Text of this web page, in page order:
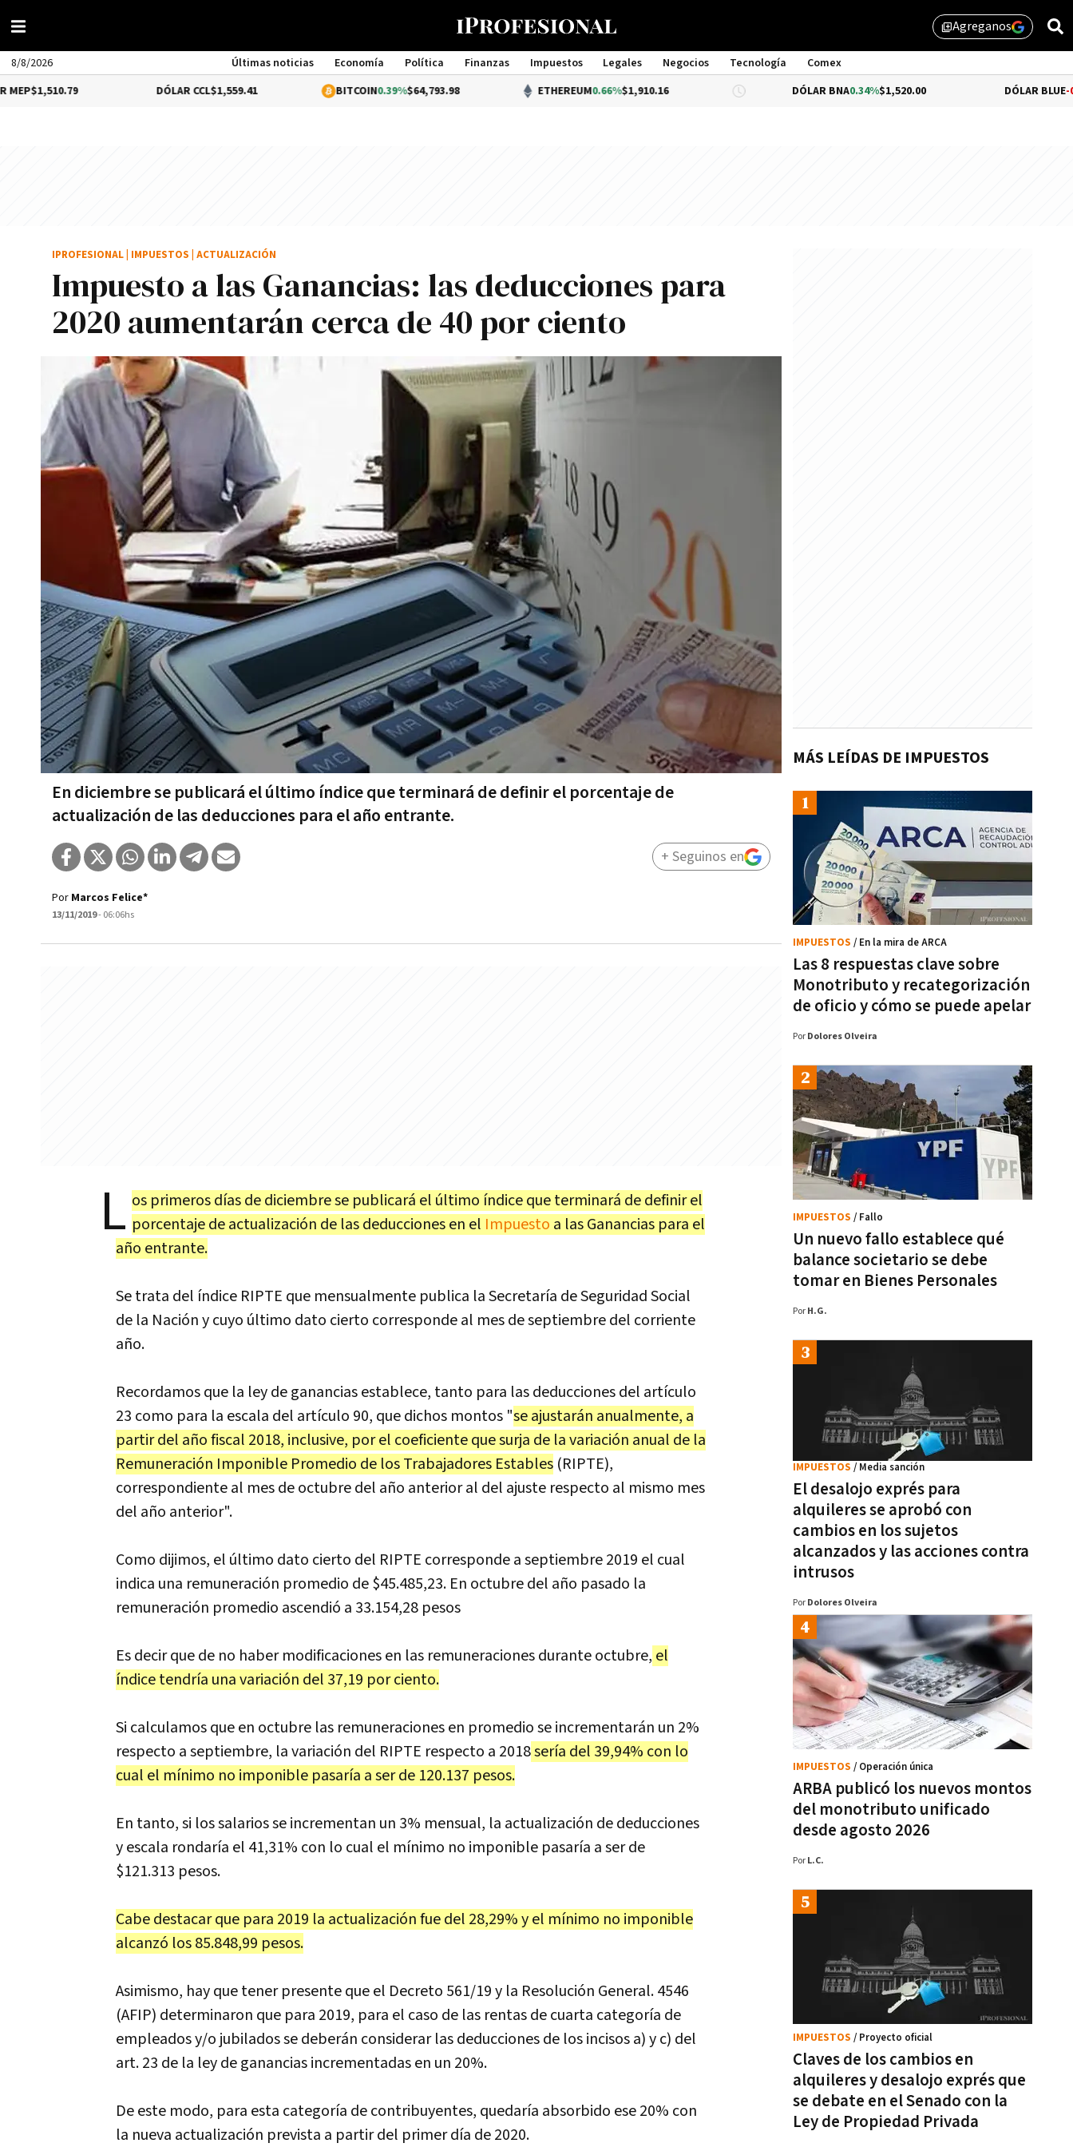
library_addAgreganos
8/8/2026 Últimas noticias Economía Política Finanzas Impuestos Legales Negocios Tecnología
Comex
Management
DÓLAR CCL$1,559.41 BITCOIN0.39%$64,793.98 ETHEREUM0.66%$1,910.16 DÓLAR BNA0.34%$1,520.00 DÓLAR BLUE-0.33%
Impuesto a las Ganancias: las deducciones para
2020 aumentarán cerca de 40 por ciento
En diciembre se publicará el último índice que terminará de definir el porcentaje de
actualización de las deducciones para el año entrante.
IPROFESIONAL IMPUESTOS ACTUALIZACIÓN
Por Marcos Felice*
13/11/2019- 06:06hs
+ Seguinos en
L os primeros días de diciembre se publicará el último índice que terminará de definir el
porcentaje de actualización de las deducciones en el Impuesto a las Ganancias para el
año entrante.
Se trata del índice RIPTE que mensualmente publica la Secretaría de Seguridad Social
de la Nación y cuyo último dato cierto corresponde al mes de septiembre del corriente
año.
Recordamos que la ley de ganancias establece, tanto para las deducciones del artículo
23 como para la escala del artículo 90, que dichos montos "se ajustarán anualmente, a
partir del año fiscal 2018, inclusive, por el coeficiente que surja de la variación anual de la
Remuneración Imponible Promedio de los Trabajadores Estables (RIPTE),
correspondiente al mes de octubre del año anterior al del ajuste respecto al mismo mes
del año anterior".
Como dijimos, el último dato cierto del RIPTE corresponde a septiembre 2019 el cual
indica una remuneración promedio de $45.485,23. En octubre del año pasado la
remuneración promedio ascendió a 33.154,28 pesos
Es decir que de no haber modificaciones en las remuneraciones durante octubre, el
índice tendría una variación del 37,19 por ciento.
Si calculamos que en octubre las remuneraciones en promedio se incrementarán un 2%
respecto a septiembre, la variación del RIPTE respecto a 2018sería del 39,94% con lo
cual el mínimo no imponible pasaría a ser de 120.137 pesos.
En tanto, si los salarios se incrementan un 3% mensual, la actualización de deducciones
y escala rondaría el 41,31% con lo cual el mínimo no imponible pasaría a ser de
$121.313 pesos.
Cabe destacar que para 2019 la actualización fue del 28,29% y el mínimo no imponible
alcanzó los 85.848,99 pesos.
Asimismo, hay que tener presente que el Decreto 561/19 y la Resolución General. 4546
(AFIP) determinaron que para 2019, para el caso de las rentas de cuarta categoría de
empleados y/o jubilados se deberán considerar las deducciones de los incisos a) y c) del
art. 23 de la ley de ganancias incrementadas en un 20%.
De este modo, para esta categoría de contribuyentes, quedaría absorbido ese 20% con
la nueva actualización prevista a partir del primer día de 2020.
MÁS LEÍDAS DE IMPUESTOS
Las 8 respuestas clave sobre
Monotributo y recategorización
de oficio y cómo se puede apelar
IMPUESTOS / En la mira de ARCA
Por Dolores Olveira
Un nuevo fallo establece qué
balance societario se debe
tomar en Bienes Personales
IMPUESTOS / Fallo
Por H.G.
El desalojo exprés para
alquileres se aprobó con
cambios en los sujetos
alcanzados y las acciones contra
intrusos
IMPUESTOS / Media sanción
Por Dolores Olveira
ARBA publicó los nuevos montos
del monotributo unificado
desde agosto 2026
IMPUESTOS / Operación única
Por L.C.
Claves de los cambios en
alquileres y desalojo exprés que
se debate en el Senado con la
Ley de Propiedad Privada
IMPUESTOS / Proyecto oficial